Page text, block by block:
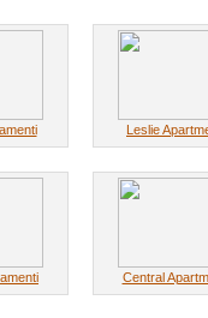
Leslie
Central